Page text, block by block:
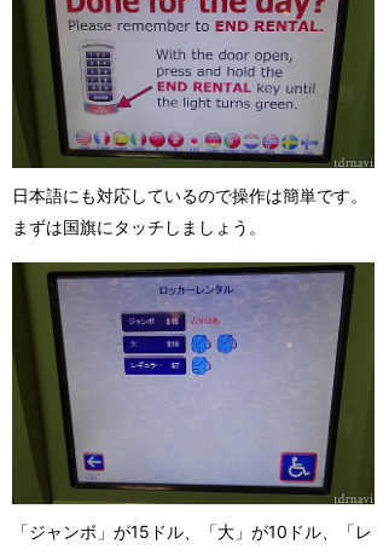
日本語にも対応しているので操作は簡単です。
まずは国旗にタッチしましょう。
「ジャンボ」が15ドル、「大」が10ドル、「レ